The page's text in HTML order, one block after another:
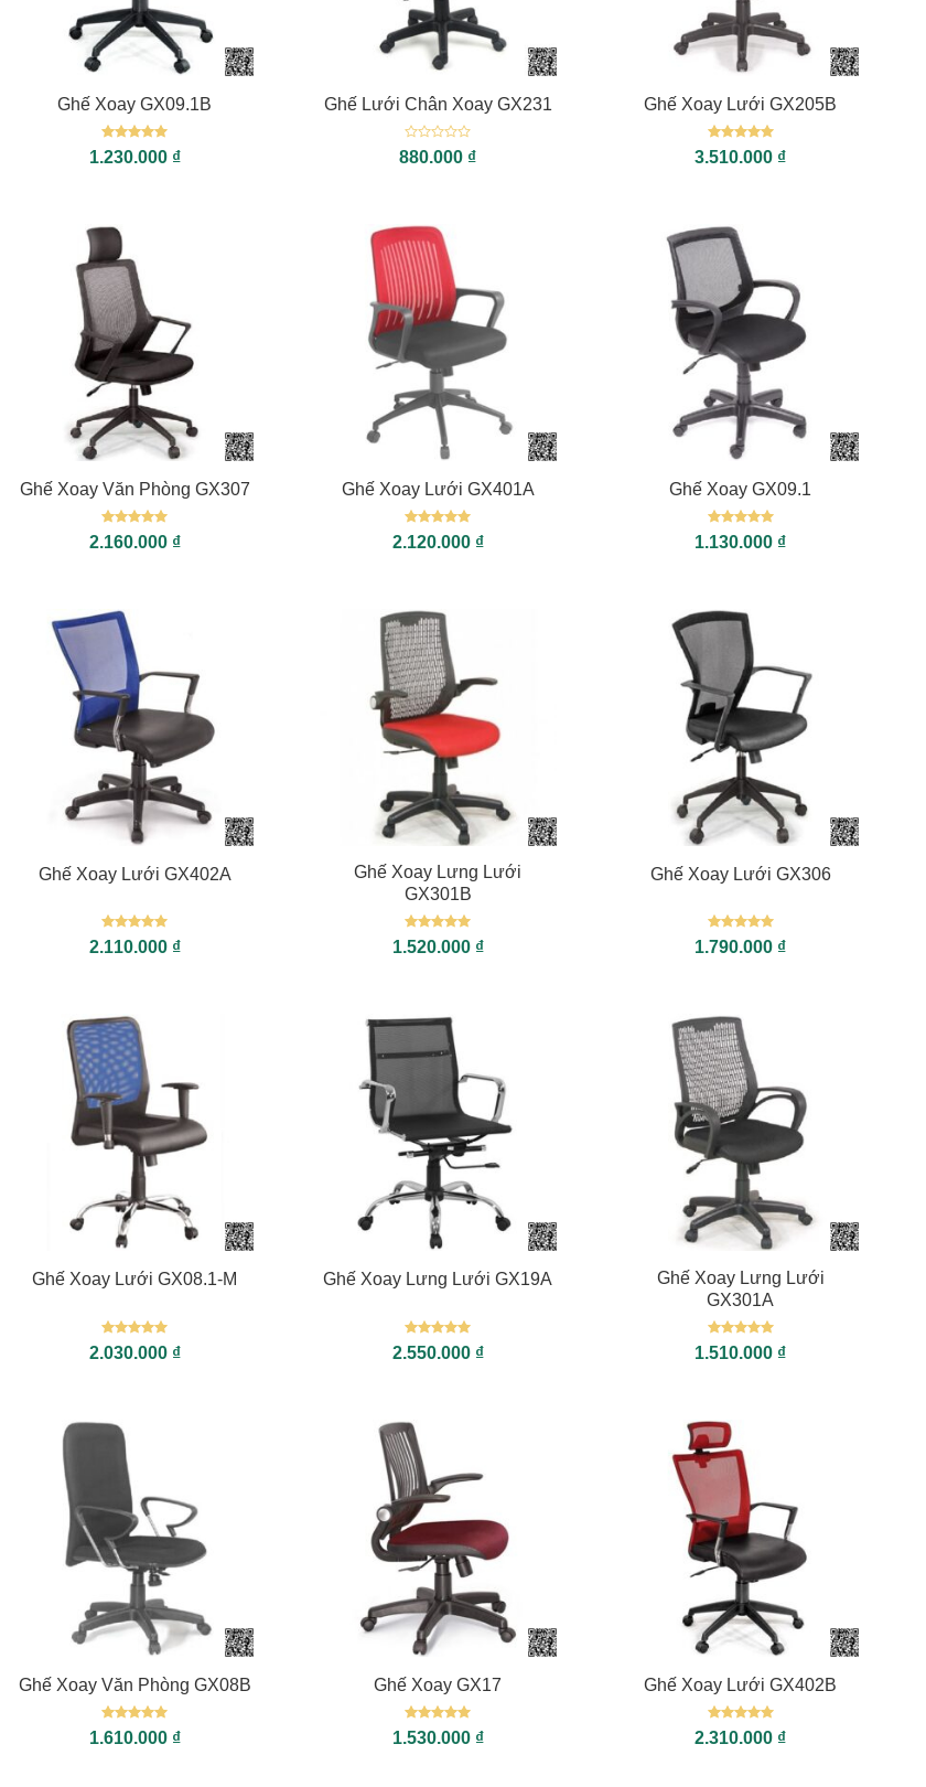
Ghế Xoay GX09.1B
Được xếp
hạng55
1.230.000 ₫
Ghế Lưới Chân Xoay GX231
Được
xếp
880.000 ₫
Ghế Xoay Lưới GX205B
Được xếp
hạng55
3.510.000 ₫
Ghế Xoay Văn Phòng GX307
Được xếp
hạng55
2.160.000 ₫
Ghế Xoay Lưới GX401A
Được xếp
hạng55
2.120.000 ₫
Ghế Xoay GX09.1
Được xếp
hạng55
1.130.000 ₫
Ghế Xoay Lưới GX402A
Được xếp
hạng55
2.110.000 ₫
Ghế Xoay Lưng Lưới
GX301B
Được xếp
hạng55
1.520.000 ₫
Ghế Xoay Lưới GX306
Được xếp
hạng55
1.790.000 ₫
Ghế Xoay Lưới GX08.1-M
Được xếp
hạng55
2.030.000 ₫
Ghế Xoay Lưng Lưới GX19A
Được xếp
hạng55
2.550.000 ₫
Ghế Xoay Lưng Lưới
GX301A
Được xếp
hạng55
1.510.000 ₫
Ghế Xoay Văn Phòng GX08B
Được xếp
hạng55
1.610.000 ₫
Ghế Xoay GX17
Được xếp
hạng55
1.530.000 ₫
Ghế Xoay Lưới GX402B
Được xếp
hạng55
2.310.000 ₫